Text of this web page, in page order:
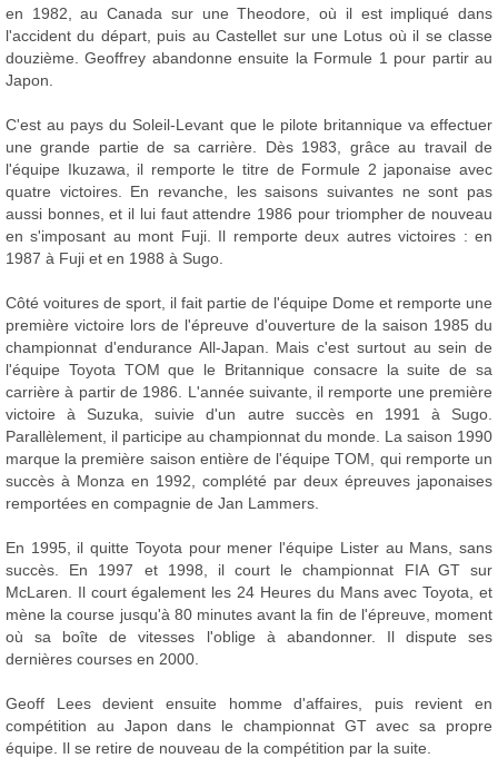
en 1982, au Canada sur une Theodore, où il est impliqué dans
l'accident du départ, puis au Castellet sur une Lotus où il se classe
douzième. Geoffrey abandonne ensuite la Formule 1 pour partir au
Japon.
C'est au pays du Soleil-Levant que le pilote britannique va effectuer
une grande partie de sa carrière. Dès 1983, grâce au travail de
l'équipe Ikuzawa, il remporte le titre de Formule 2 japonaise avec
quatre victoires. En revanche, les saisons suivantes ne sont pas
aussi bonnes, et il lui faut attendre 1986 pour triompher de nouveau
en s'imposant au mont Fuji. Il remporte deux autres victoires : en
1987 à Fuji et en 1988 à Sugo.
Côté voitures de sport, il fait partie de l'équipe Dome et remporte une
première victoire lors de l'épreuve d'ouverture de la saison 1985 du
championnat d'endurance All-Japan. Mais c'est surtout au sein de
l'équipe Toyota TOM que le Britannique consacre la suite de sa
carrière à partir de 1986. L'année suivante, il remporte une première
victoire à Suzuka, suivie d'un autre succès en 1991 à Sugo.
Parallèlement, il participe au championnat du monde. La saison 1990
marque la première saison entière de l'équipe TOM, qui remporte un
succès à Monza en 1992, complété par deux épreuves japonaises
remportées en compagnie de Jan Lammers.
En 1995, il quitte Toyota pour mener l'équipe Lister au Mans, sans
succès. En 1997 et 1998, il court le championnat FIA GT sur
McLaren. Il court également les 24 Heures du Mans avec Toyota, et
mène la course jusqu'à 80 minutes avant la fin de l'épreuve, moment
où sa boîte de vitesses l'oblige à abandonner. Il dispute ses
dernières courses en 2000.
Geoff Lees devient ensuite homme d'affaires, puis revient en
compétition au Japon dans le championnat GT avec sa propre
équipe. Il se retire de nouveau de la compétition par la suite.